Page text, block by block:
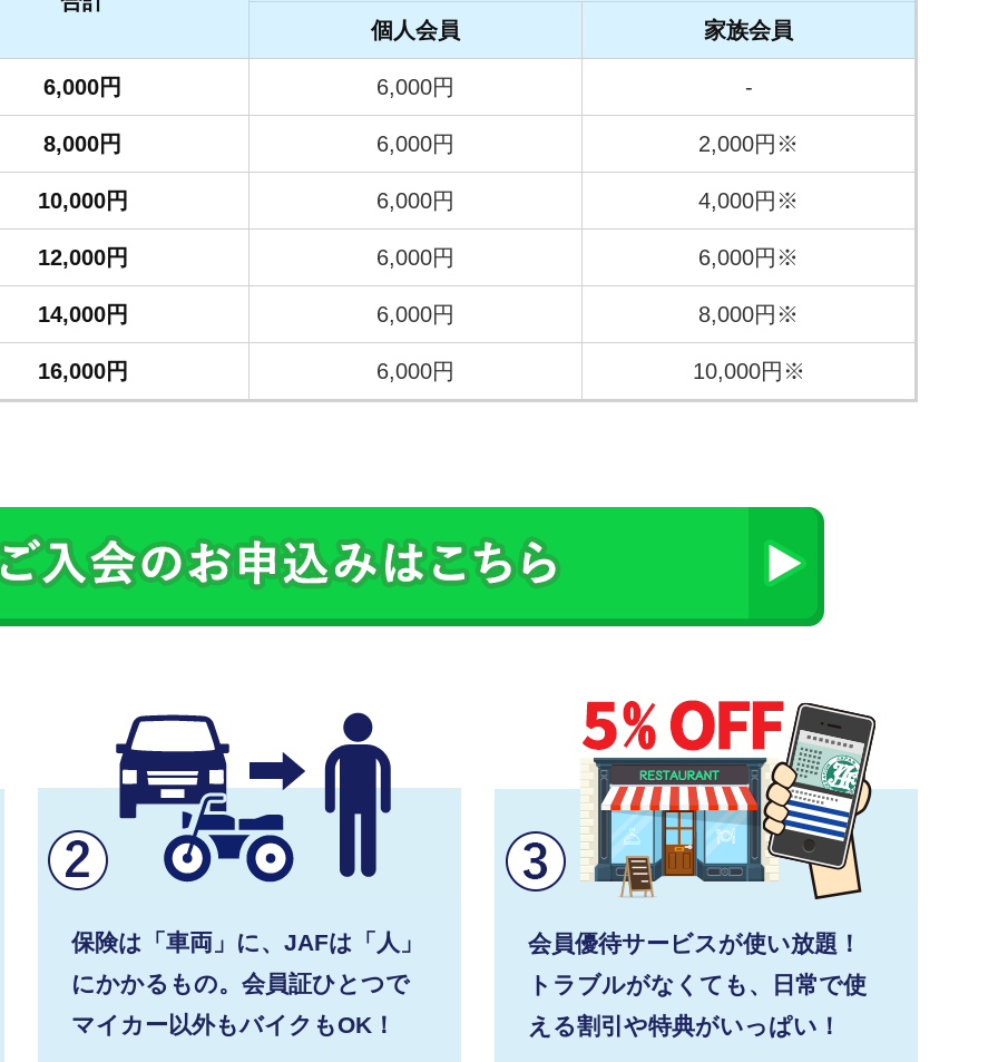
個人会員
家族会員
6,000円 6,000円 -
8,000円 6,000円 2,000円※
10,000円 6,000円 4,000円※
12,000円 6,000円 6,000円※
14,000円 6,000円 8,000円※
16,000円 6,000円 10,000円※
保険は「車両」に、JAFは「人」
にかかるもの。会員証ひとつで
マイカー以外もバイクもOK！
会員優待サービスが使い放題！
トラブルがなくても、日常で使
える割引や特典がいっぱい！